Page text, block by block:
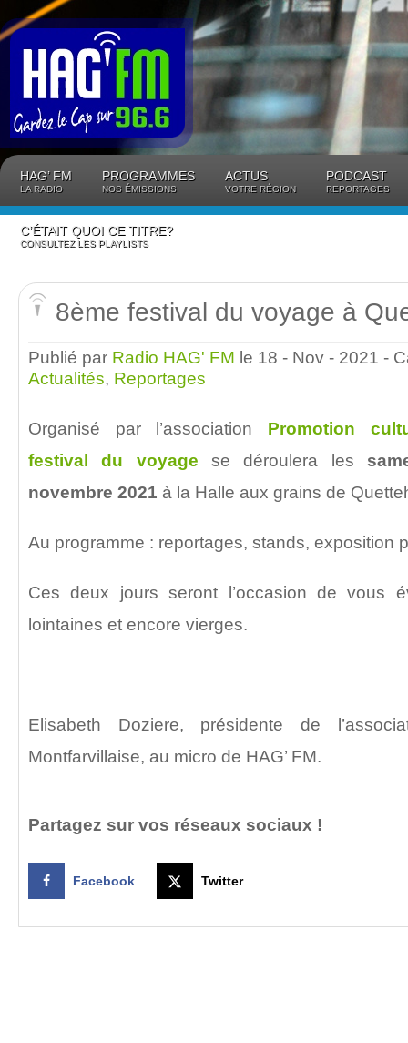
HAG’ FM
LA RADIO
PROGRAMMES
NOS ÉMISSIONS
ACTUS
VOTRE RÉGION
PODCAST
REPORTAGES
C’ÉTAIT QUOI CE TITRE?
CONSULTEZ LES PLAYLISTS
8ème festival du voyage à
Publié par Radio HAG' FM le 18 - Nov - 2021 -
Actualités, Reportages
Organisé par l’association Promotion
festival du voyage se déroulera les
novembre 2021 à la Halle aux grains de
Au programme : reportages, stands, exposition
Ces deux jours seront l’occasion de vous
lointaines et encore vierges.
Elisabeth Doziere, présidente de
Montfarvillaise, au micro de HAG’ FM.
Partagez sur vos réseaux sociaux !
Facebook Twitter
Panneau de gestion des cookies